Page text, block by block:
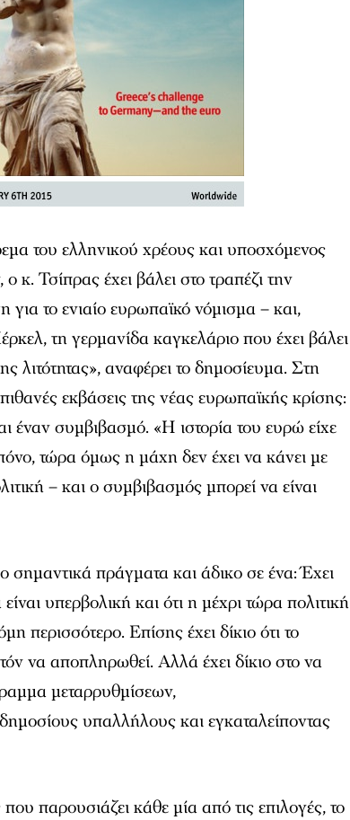
του ελληνικού χρέους και υποσχόμενος
Τσίπρας έχει βάλει στο τραπέζι την
το ενιαίο ευρωπαϊκό νόμισμα – και,
τη γερμανίδα καγκελάριο που έχει βάλει
λιτότητας», αναφέρει το δημοσίευμα. Στη
εκβάσεις της νέας ευρωπαϊκής κρίσης:
έναν συμβιβασμό. «Η ιστορία του ευρώ είχε
τώρα όμως η μάχη δεν έχει να κάνει με
– και ο συμβιβασμός μπορεί να είναι
σημαντικά πράγματα και άδικο σε ένα: Έχει
υπερβολική και ότι η μέχρι τώρα πολιτική
περισσότερο. Επίσης έχει δίκιο ότι το
να αποπληρωθεί. Αλλά έχει δίκιο στο να
μεταρρυθμίσεων,
υπαλλήλους και εγκαταλείποντας
παρουσιάζει κάθε μία από τις επιλογές, το